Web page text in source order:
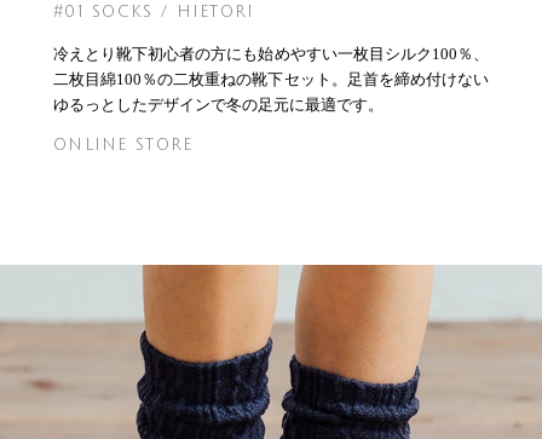
#01 SOCKS / HIETORI
冷えとり靴下初心者の方にも始めやすい一枚目シルク100％、
二枚目綿100％の二枚重ねの靴下セット。足首を締め付けない
ゆるっとしたデザインで冬の足元に最適です。
ONLINE STORE